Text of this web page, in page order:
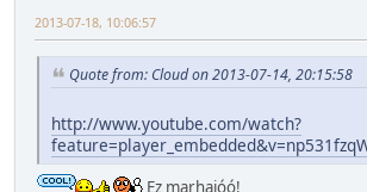
2013-07-18, 10:06:57
Quote from: Cloud on 2013-07-14, 20:15:58
http://www.youtube.com/watch?
Ez marhajóó!